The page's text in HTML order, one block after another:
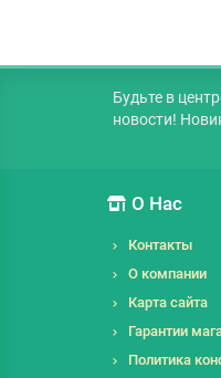
Будьте в
новости!
О Нас
Контакты
О компании
Карта сайта
Гарантии
Политика